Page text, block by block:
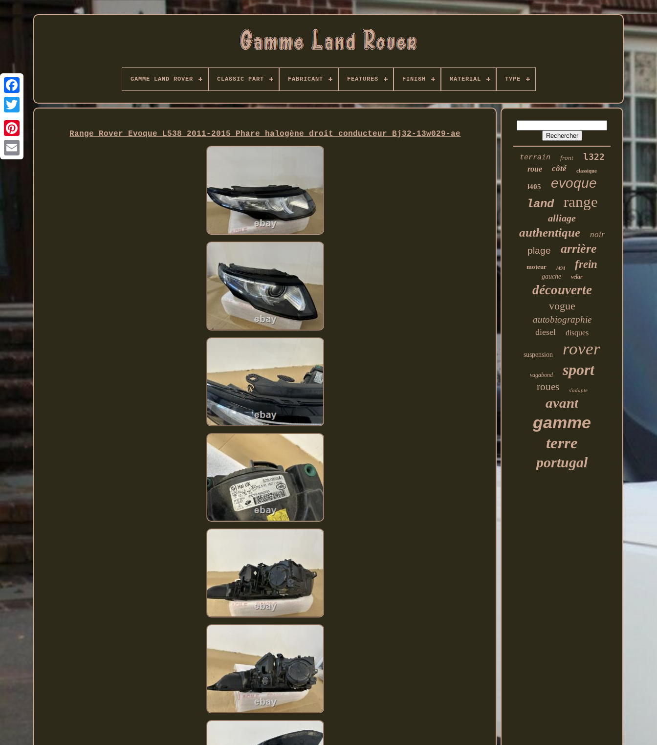
Twitter
GAMME LAND ROVER CLASSIC PART FABRICANT FEATURES FINISH MATERIAL TYPE
Range Rover Evoque L538 2011-2015 Phare halogène droit conducteur Bj32-13w029-ae
terrain front l322
roue côté classique
l405 evoque
land range
alliage
authentique noir
plage arrière
moteur l494 frein
gauche velar
découverte
vogue
autobiographie
diesel disques
suspension rover
vagabond sport
roues s'adapte
avant
gamme
terre
portugal